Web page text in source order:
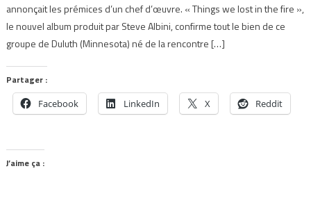
annonçait les prémices d’un chef d’œuvre. « Things we lost in the fire »,
le nouvel album produit par Steve Albini, confirme tout le bien de ce
groupe de Duluth (Minnesota) né de la rencontre […]
Partager :
Facebook LinkedIn X Reddit
J’aime ça :